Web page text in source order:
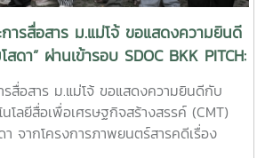
ารสื่อสาร ม.แม่โจ้ ขอแสดงความยินดี
ดา” ผ่านเข้ารอบ SDOC BKK PITCH:
รสื่อสาร ม.แม่โจ้ ขอแสดงความยินดีกับ
โลยีสื่อเพื่อเศรษฐกิจสร้างสรรค์ (CMT)
จากโครงการภาพยนตร์สารคดีเรื่อง